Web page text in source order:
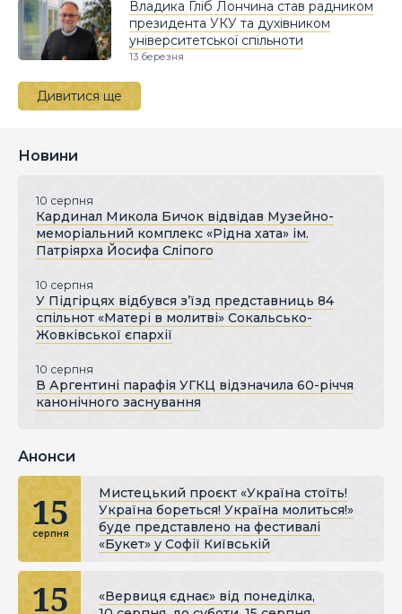
Владика Гліб Лончина став радником
президента УКУ та духівником
університетської спільноти
13 березня
Дивитися ще
Новини
10 серпня
Кардинал Микола Бичок відвідав Музейно-
меморіальний комплекс «Рідна хата» ім.
Патріярха Йосифа Сліпого
10 серпня
У Підгірцях відбувся з’їзд представниць 84
спільнот «Матері в молитві» Сокальсько-
Жовківської єпархії
10 серпня
В Аргентині парафія УГКЦ відзначила 60-річчя
канонічного заснування
Анонси
15
серпня
Мистецький проєкт «Україна стоїть!
Україна бореться! Україна молиться!»
буде представлено на фестивалі
«Букет» у Софії Київській
15
«Вервиця єднає» від понеділка,